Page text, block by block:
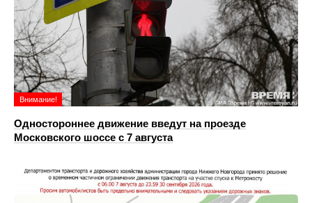
Внимание!
Одностороннее движение введут на проезде
Московского шоссе с 7 августа